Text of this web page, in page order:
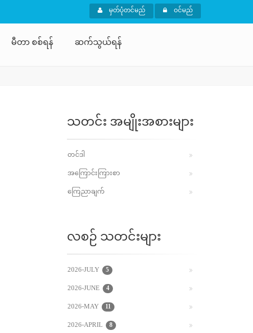
မှတ်ပုံတင်မည် ဝင်မည်
မီတာ စစ်ရန် ဆက်သွယ်ရန်
သတင်း အမျိုးအစားများ
တင်ဒါ
အကြောင်းကြားစာ
ကြေညာချက်
လစဉ် သတင်းများ
2026-JULY 5
2026-JUNE 4
2026-MAY 11
2026-APRIL 8